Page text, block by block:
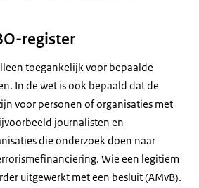
register
toegankelijk voor bepaalde
In de wet is ook bepaald dat de
voor personen of organisaties met
journalisten en
die onderzoek doen naar
Wie een legitiem
uitgewerkt met een besluit (AMvB).